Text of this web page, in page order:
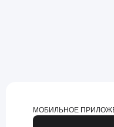
МОБИЛЬНОЕ